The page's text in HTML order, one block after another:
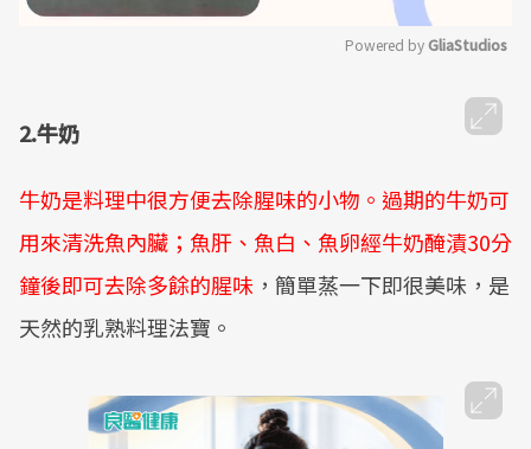
Mute
Powered by GliaStudios
2.牛奶
牛奶是料理中很方便去除腥味的小物。過期的牛奶可
用來清洗魚內臟；魚肝、魚白、魚卵經牛奶醃漬30分
鐘後即可去除多餘的腥味 ，簡單蒸一下即很美味，是
天然的乳熟料理法寶。